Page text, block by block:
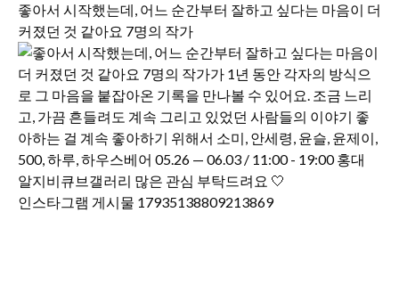
좋아서 시작했는데, 어느 순간부터 잘하고 싶다는 마음이 더
커졌던 것 같아요 7명의 작가
인스타그램 게시물 17935138809213869